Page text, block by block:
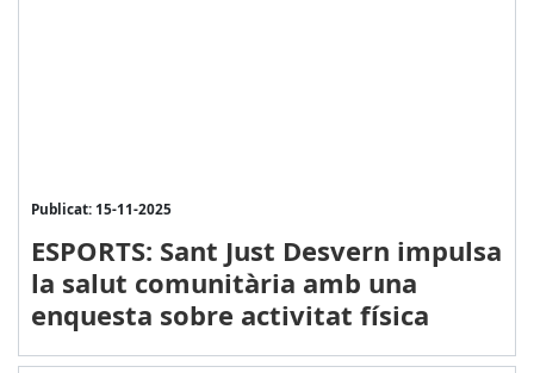
Publicat: 15-11-2025
ESPORTS: Sant Just Desvern impulsa
la salut comunitària amb una
enquesta sobre activitat física